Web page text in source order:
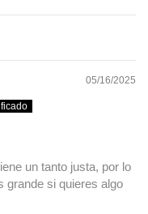
05/16/2025
un tanto justa, por lo
grande si quieres algo